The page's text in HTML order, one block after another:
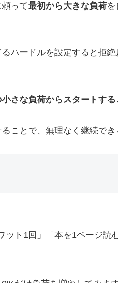
って最初から大きな負荷を
ハードルを設定すると拒絶
さな負荷からスタートする
ことで、無理なく継続でき
ト1回」「本を1ページ読